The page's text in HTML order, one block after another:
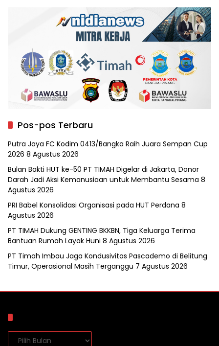
Pos-pos Terbaru
Putra Jaya FC Kodim 0413/Bangka Raih Juara Sempan Cup
2026 8 Agustus 2026
Bulan Bakti HUT ke-50 PT TIMAH Digelar di Jakarta, Donor
Darah Jadi Aksi Kemanusiaan untuk Membantu Sesama 8
Agustus 2026
PRI Babel Konsolidasi Organisasi pada HUT Perdana 8
Agustus 2026
PT TIMAH Dukung GENTING BKKBN, Tiga Keluarga Terima
Bantuan Rumah Layak Huni 8 Agustus 2026
PT Timah Imbau Jaga Kondusivitas Pascademo di Belitung
Timur, Operasional Masih Terganggu 7 Agustus 2026
Arsip